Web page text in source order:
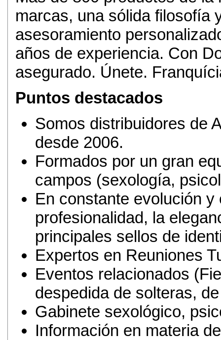
marcas, una sólida filosofía
asesoramiento
años de experiencia. Con
asegurado. Únete.
Puntos destacados
Somos distribuidores de
desde 2006.
Formados por un gran
campos (sexología,
En constante evolución
profesionalidad, la
principales sellos de
Expertos en Reuniones
Eventos relacionados
despedida de solteras,
Gabinete sexológico,
Información en materia